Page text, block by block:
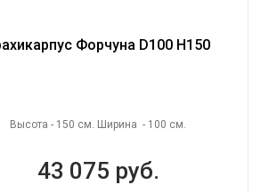
Форчуна D100 H150
Высота - 150 см. Ширина - 100 см.
43 075 руб.